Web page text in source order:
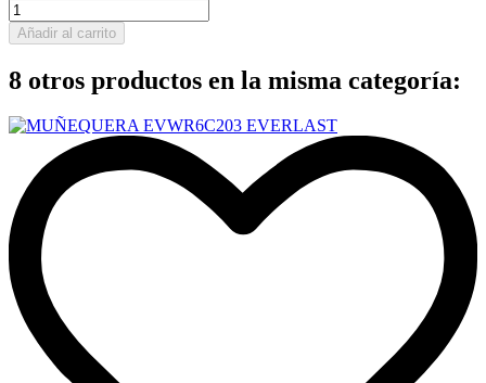
Añadir al carrito
8 otros productos en la misma categoría: